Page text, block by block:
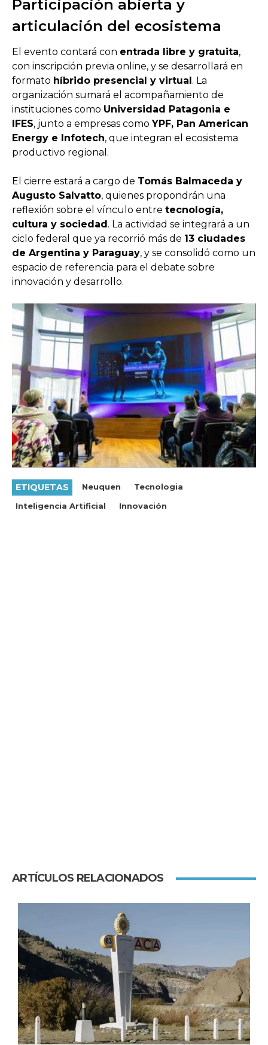
Participación abierta y
articulación del ecosistema
El evento contará con entrada libre y gratuita,
con inscripción previa online, y se desarrollará en
formato híbrido presencial y virtual . La
organización sumará el acompañamiento de
instituciones como Universidad Patagonia e
IFES, junto a empresas comoYPF, Pan American
Energy e Infotech, que integran el ecosistema
productivo regional.
El cierre estará a cargo de Tomás Balmaceda y
Augusto Salvatto, quienes propondrán una
reflexión sobre el vínculo entre tecnología,
cultura y sociedad . La actividad se integrará a un
ciclo federal que ya recorrió más de 13 ciudades
de Argentina y Paraguay, y se consolidó como un
espacio de referencia para el debate sobre
innovación y desarrollo.
ETIQUETAS Neuquen
Tecnologia
Inteligencia Artificial
Innovación
ARTÍCULOS RELACIONADOS